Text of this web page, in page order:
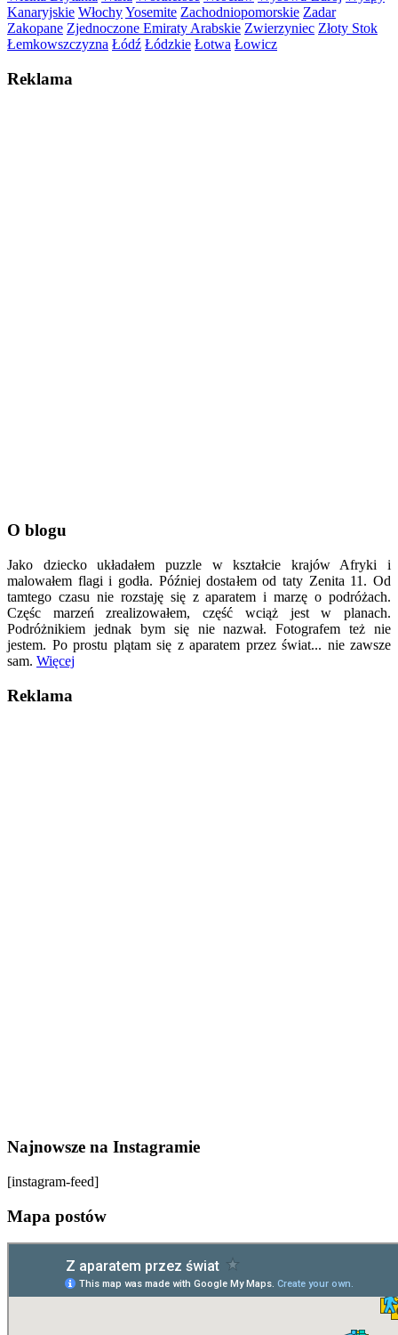
Kanaryjskie WłochyYosemite Zachodniopomorskie Zadar
Zakopane Zjednoczone Emiraty Arabskie Zwierzyniec Złoty Stok
Łemkowszczyzna Łódź Łódzkie Łotwa Łowicz
Reklama
O blogu
Jako dziecko układałem puzzle w kształcie krajów Afryki i
malowałem flagi i godła. Później dostałem od taty Zenita 11. Od
tamtego czasu nie rozstaję się z aparatem i marzę o podróżach.
Częśc marzeń zrealizowałem, część wciąż jest w planach.
Podróżnikiem jednak bym się nie nazwał. Fotografem też nie
jestem. Po prostu plątam się z aparatem przez świat... nie zawsze
sam. Więcej
Reklama
Najnowsze na Instagramie
[instagram-feed]
Mapa postów